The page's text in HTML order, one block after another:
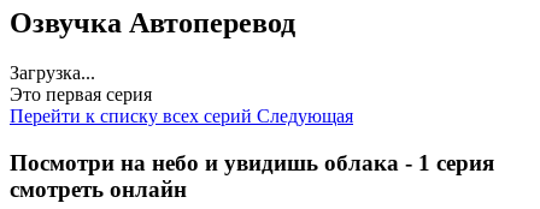
Озвучка Автоперевод
Загрузка...
Это первая серия
Перейти к списку всех серий Следующая
Посмотри на небо и увидишь облака - 1 серия
смотреть онлайн